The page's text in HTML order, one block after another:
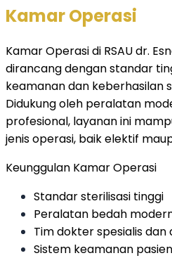
Kamar Operasi
Kamar Operasi di RSAU dr.
dirancang dengan standar
keamanan dan keberhasilan
Didukung oleh peralatan
profesional, layanan ini
jenis operasi, baik elektif
Keunggulan Kamar Operasi
Standar sterilisasi tinggi
Peralatan bedah
Tim dokter spesialis
Sistem keamanan